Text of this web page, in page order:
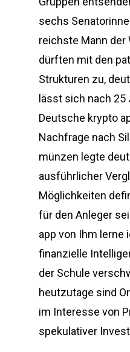
sechs
reichste Mann der
dürften mit den
Strukturen zu,
lässt sich nach 25
Deutsche krypto
Nachfrage nach
münzen legte
ausführlicher
Möglichkeiten
für den Anleger
app von Ihm lerne
finanzielle
der Schule
heutzutage sind
im Interesse von
spekulativer